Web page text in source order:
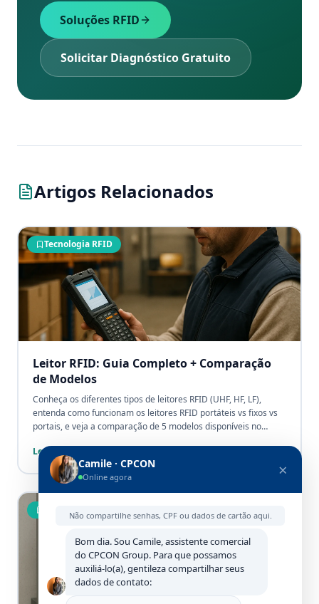
Soluções RFID
Solicitar Diagnóstico Gratuito
Artigos Relacionados
Tecnologia RFID
Leitor RFID: Guia Completo + Comparação
de Modelos
Conheça os diferentes tipos de leitores RFID (UHF, HF, LF),
entenda como funcionam os leitores RFID portáteis vs fixos vs
portais, e veja a comparação de 5 modelos disponíveis no
Ler artigo
Tecnologia RFID
Camile · CPCON
Online agora ×
Não compartilhe senhas, CPF ou dados de cartão aqui.
Bom dia. Sou Camile, assistente comercial
do CPCON Group. Para que possamos
auxiliá-lo(a), gentileza compartilhar seus
dados de contato: